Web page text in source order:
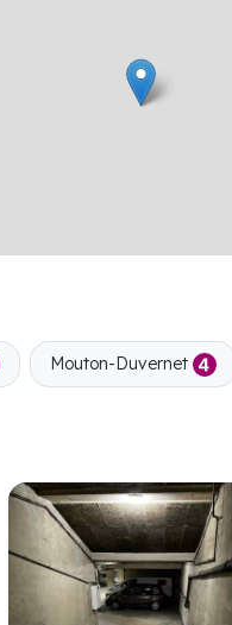
Mouton-Duvernet